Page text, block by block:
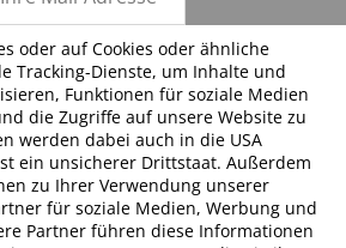
ABSENDEN
SIE UNS!
oder auf Cookies oder ähnliche
Tracking-Dienste, um Inhalte und
Funktionen für soziale Medien
die Zugriffe auf unsere Website zu
werden dabei auch in die USA
ein unsicherer Drittstaat. Außerdem
zu Ihrer Verwendung unserer
für soziale Medien, Werbung und
Partner führen diese Informationen